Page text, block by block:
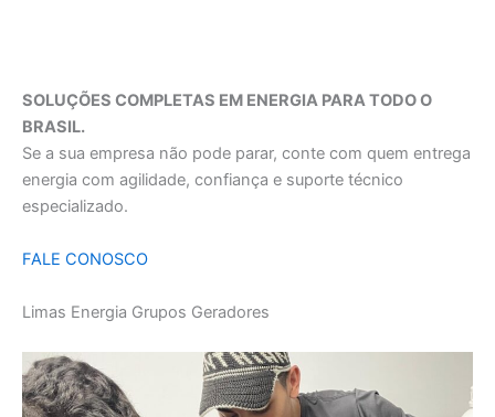
SOLUÇÕES COMPLETAS EM ENERGIA PARA TODO O
BRASIL.
Se a sua empresa não pode parar, conte com quem entrega
energia com agilidade, confiança e suporte técnico
especializado.
FALE CONOSCO
Limas Energia Grupos Geradores